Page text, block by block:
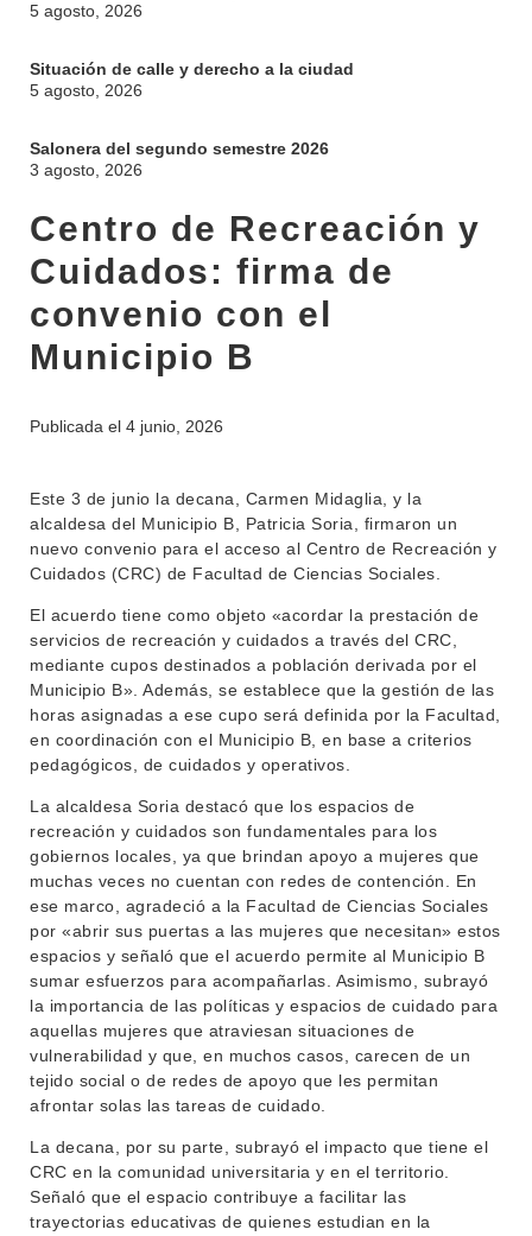
INSTITUCIONAL
DEPARTAMENTOS
ENSEÑANZA
EXTENSIÓN
SERVICIOS
NOTICIAS
BEDELÍA
OFERTA DE GRADO
POSGRADOS
EDUCACIÓN PERMANENTE
MOVILIDAD ACADÉMICA
BIBLIOTECA
5 agosto, 2026
Situación de calle y derecho a la ciudad
5 agosto, 2026
Salonera del segundo semestre 2026
3 agosto, 2026
Centro de Recreación y
Cuidados: firma de
convenio con el
Municipio B
Publicada el 4 junio, 2026
Este 3 de junio la decana, Carmen Midaglia, y la
alcaldesa del Municipio B, Patricia Soria, firmaron un
nuevo convenio para el acceso al Centro de Recreación y
Cuidados (CRC) de Facultad de Ciencias Sociales.
El acuerdo tiene como objeto «acordar la prestación de
servicios de recreación y cuidados a través del CRC,
mediante cupos destinados a población derivada por el
Municipio B». Además, se establece que la gestión de las
horas asignadas a ese cupo será definida por la Facultad,
en coordinación con el Municipio B, en base a criterios
pedagógicos, de cuidados y operativos.
La alcaldesa Soria destacó que los espacios de
recreación y cuidados son fundamentales para los
gobiernos locales, ya que brindan apoyo a mujeres que
muchas veces no cuentan con redes de contención. En
ese marco, agradeció a la Facultad de Ciencias Sociales
por «abrir sus puertas a las mujeres que necesitan» estos
espacios y señaló que el acuerdo permite al Municipio B
sumar esfuerzos para acompañarlas. Asimismo, subrayó
la importancia de las políticas y espacios de cuidado para
aquellas mujeres que atraviesan situaciones de
vulnerabilidad y que, en muchos casos, carecen de un
tejido social o de redes de apoyo que les permitan
afrontar solas las tareas de cuidado.
La decana, por su parte, subrayó el impacto que tiene el
CRC en la comunidad universitaria y en el territorio.
Señaló que el espacio contribuye a facilitar las
trayectorias educativas de quienes estudian en la